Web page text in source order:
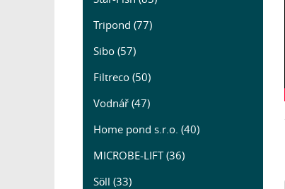
Tripond (77)
Sibo (57)
Filtreco (50)
Vodnář (47)
Home pond s.r.o. (40)
MICROBE-LIFT (36)
Söll (33)